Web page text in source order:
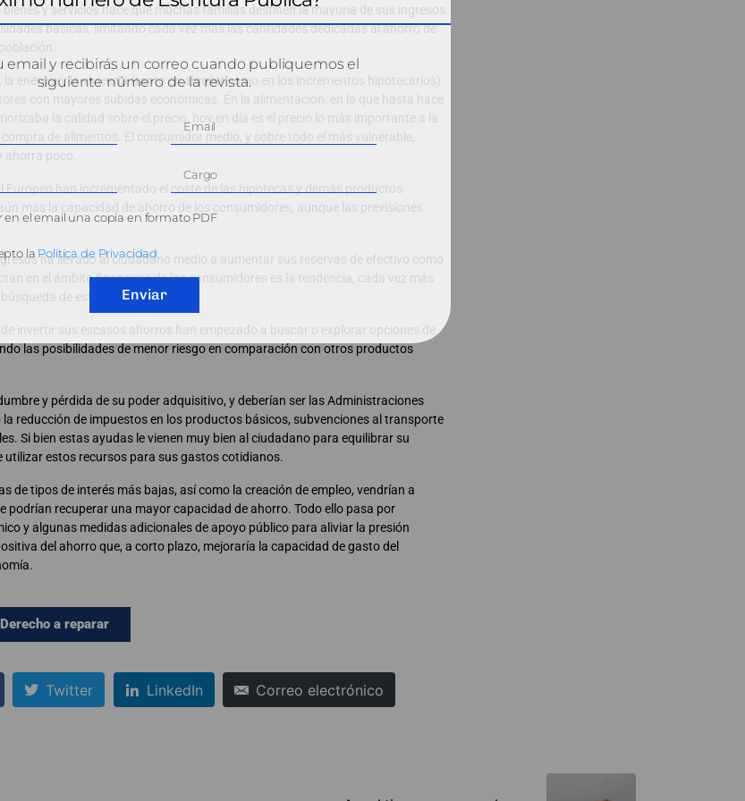
bienes y servicios hace que muchas familias destinen la mayoría de sus ingresos
básicas, limitando cada vez más las cantidades dedicadas al ahorro de
la energía y la vivienda (tanto en alquiler como en los incrementos hipotecarios)
con mayores subidas económicas. En la alimentación, en la que hasta hace
la calidad sobre el precio, hoy en día es el precio lo más importante a la
compra de alimentos. El consumidor medio, y sobre todo el más vulnerable,
ahorra poco.
han incrementado el coste de las hipotecas y demás productos
más la capacidad de ahorro de los consumidores, aunque las previsiones
ha llevado al ciudadano medio a aumentar sus reservas de efectivo como
en el ámbito financiero de los consumidores es la tendencia, cada vez más
de estabilidad financiera.
invertir sus escasos ahorros han empezado a buscar o explorar opciones de
las posibilidades de menor riesgo en comparación con otros productos
y pérdida de su poder adquisitivo, y deberían ser las Administraciones
reducción de impuestos en los productos básicos, subvenciones al transporte
Si bien estas ayudas le vienen muy bien al ciudadano para equilibrar su
utilizar estos recursos para sus gastos cotidianos.
de tipos de interés más bajas, así como la creación de empleo, vendrían a
recuperar una mayor capacidad de ahorro. Todo ello pasa por
y algunas medidas adicionales de apoyo público para aliviar la presión
del ahorro que, a corto plazo, mejoraría la capacidad de gasto del
Derecho a reparar
Twitter LinkedIn Correo electrónico
email y recibirás un correo cuando publiquemos el
siguiente número de la revista.
en el email una copia en formato PDF
la Política de Privacidad
Enviar